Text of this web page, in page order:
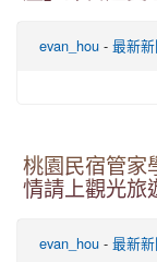
evan_hou - 最新新
桃園民宿管家
情請上觀光旅
evan_hou - 最新新